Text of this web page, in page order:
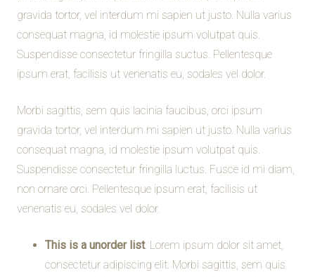
gravida tortor, vel interdum mi sapien ut justo. Nulla varius
consequat magna, id molestie ipsum volutpat quis.
Suspendisse consectetur fringilla suctus. Pellentesque
ipsum erat, facilisis ut venenatis eu, sodales vel dolor.
Morbi sagittis, sem quis lacinia faucibus, orci ipsum
gravida tortor, vel interdum mi sapien ut justo. Nulla varius
consequat magna, id molestie ipsum volutpat quis.
Suspendisse consectetur fringilla luctus. Fusce id mi diam,
non ornare orci. Pellentesque ipsum erat, facilisis ut
venenatis eu, sodales vel dolor.
This is a unorder list. Lorem ipsum dolor sit amet,
consectetur adipiscing elit. Morbi sagittis, sem quis